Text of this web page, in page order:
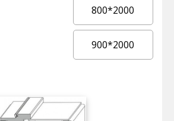
800*2000
900*2000